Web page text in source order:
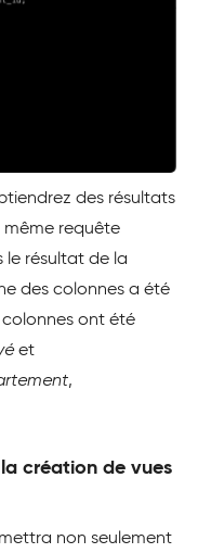
des résultats
même requête
le résultat de la
des colonnes a été
colonnes ont été
et
,
création de vues
non seulement